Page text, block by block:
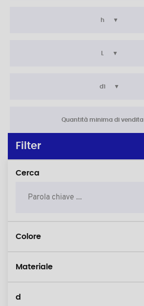
h
L
d1
Quantità minima di vendita
Filter
Cerca
Colore
Materiale
d